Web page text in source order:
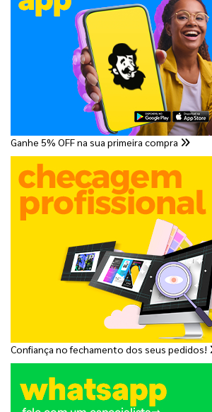
Ganhe 5% OFF na sua primeira compra
Confiança no fechamento dos seus pedidos!